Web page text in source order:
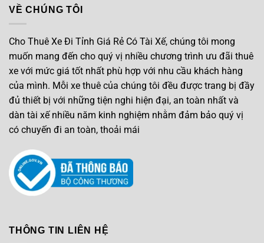
VỀ CHÚNG TÔI
Cho Thuê Xe Đi Tỉnh Giá Rẻ Có Tài Xế, chúng tôi mong
muốn mang đến cho quý vị nhiều chương trình ưu đãi thuê
xe với mức giá tốt nhất phù hợp với nhu cầu khách hàng
của mình. Mỗi xe thuê của chúng tôi đều được trang bị đầy
đủ thiết bị với những tiện nghi hiện đại, an toàn nhất và
dàn tài xế nhiều năm kinh nghiệm nhằm đảm bảo quý vị
có chuyến đi an toàn, thoải mái
THÔNG TIN LIÊN HỆ